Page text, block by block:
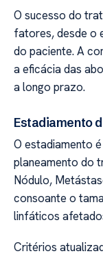
O sucesso do
fatores, desde o
do paciente. A
a eficácia das
a longo prazo.
Estadiamento
O estadiamento
planeamento do
Nódulo,
consoante o
linfáticos
Critérios